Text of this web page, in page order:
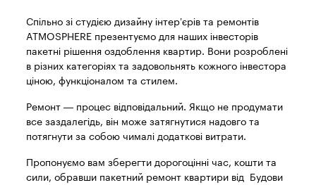
Спільно зі студією дизайну інтер’єрів та ремонтів
ATMOSPHERE презентуємо для наших інвесторів
пакетні рішення оздоблення квартир. Вони розроблені
в різних категоріях та задовольнять кожного інвестора
ціною, функціоналом та стилем.
Ремонт — процес відповідальний. Якщо не продумати
все заздалегідь, він може затягнутися надовго та
потягнути за собою чималі додаткові витрати.
Пропонуємо вам зберегти дорогоцінні час, кошти та
сили, обравши пакетний ремонт квартири від Будови